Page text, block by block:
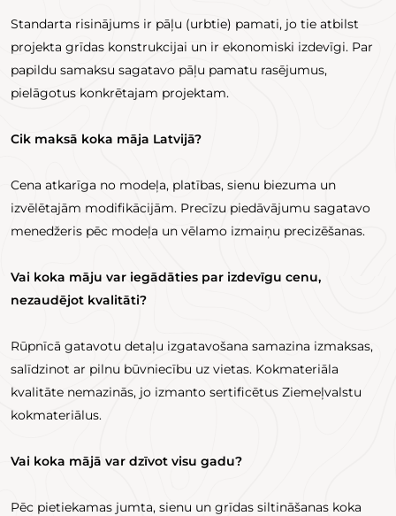
Standarta risinājums ir pāļu (urbtie) pamati, jo tie atbilst
projekta grīdas konstrukcijai un ir ekonomiski izdevīgi. Par
papildu samaksu sagatavo pāļu pamatu rasējumus,
pielāgotus konkrētajam projektam.
Cik maksā koka māja Latvijā?
Cena atkarīga no modeļa, platības, sienu biezuma un
izvēlētajām modifikācijām. Precīzu piedāvājumu sagatavo
menedžeris pēc modeļa un vēlamo izmaiņu precizēšanas.
Vai koka māju var iegādāties par izdevīgu cenu,
nezaudējot kvalitāti?
Rūpnīcā gatavotu detaļu izgatavošana samazina izmaksas,
salīdzinot ar pilnu būvniecību uz vietas. Kokmateriāla
kvalitāte nemazinās, jo izmanto sertificētus Ziemeļvalstu
kokmateriālus.
Vai koka mājā var dzīvot visu gadu?
Pēc pietiekamas jumta, sienu un grīdas siltināšanas koka